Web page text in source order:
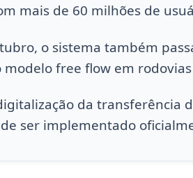
mais de 60 milhões de
o sistema também
modelo free flow em
da transferência
ser implementado